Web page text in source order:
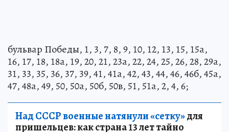
бульвар Победы, 1, 3, 7, 8, 9, 10, 12, 13, 15, 15а,
16, 17, 18, 18а, 19, 20, 21, 23а, 22, 24, 25, 26, 28, 29а,
31, 33, 35, 36, 37, 39, 41, 41а, 42, 43, 44, 46, 46б, 45а,
47, 48а, 49, 50, 50а, 50б, 50в, 51, 51а, 2, 4, 6;
Над СССР военные натянули «сетку»для
пришельцев: как страна 13 лет тайно